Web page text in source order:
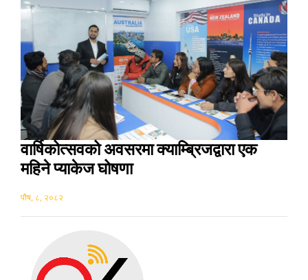
वार्षिकोत्सवको अवसरमा क्याम्ब्रिजद्वारा एक
महिने प्याकेज घोषणा
पौष, ८, २०८२